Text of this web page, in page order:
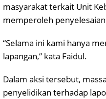
masyarakat terkait Unit
memperoleh
“Selama ini kami hanya
lapangan,” kata Faidul.
Dalam aksi tersebut,
penyelidikan terhadap